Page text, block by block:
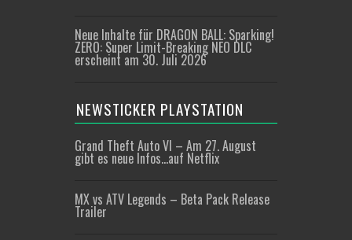
Neue Inhalte für DRAGON BALL: Sparking!
ZERO: Super Limit-Breaking NEO DLC
erscheint am 30. Juli 2026
NEWSTICKER PLAYSTATION
Grand Theft Auto VI – Am 27. August
gibt es neue Infos…auf Netflix
MX vs ATV Legends – Beta Pack Release
Trailer